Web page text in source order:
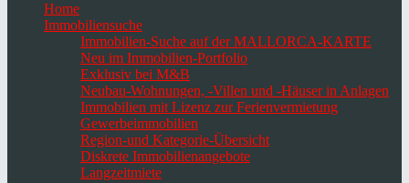
Home
Immobiliensuche
Immobilien-Suche auf der MALLORCA-KARTE
Neu im Immobilien-Portfolio
Exklusiv bei M&B
Neubau-Wohnungen, -Villen und -Häuser in Anlagen
Immobilien mit Lizenz zur Ferienvermietung
Gewerbeimmobilien
Region-und Kategorie-Übersicht
Diskrete Immobilienangebote
Langzeitmiete